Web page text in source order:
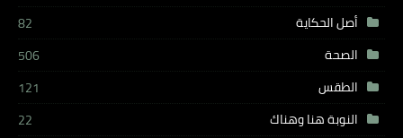
أصل الحكاية
82
الصحة
506
الطقس
121
النوبة هنا وهناك
22